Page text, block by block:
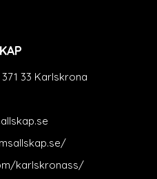
33 Karlskrona
karlskronass/